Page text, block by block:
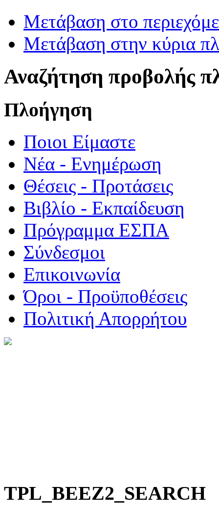
Μετάβαση στο
Μετάβαση στην κύρια
Αναζήτηση προβολής
Πλοήγηση
Ποιοι Είμαστε
Νέα - Ενημέρωση
Θέσεις - Προτάσεις
Βιβλίο - Εκπαίδευση
Πρόγραμμα ΕΣΠΑ
Σύνδεσμοι
Επικοινωνία
Όροι - Προϋποθέσεις
Πολιτική Απορρήτου
TPL_BEEZ2_SEARCH